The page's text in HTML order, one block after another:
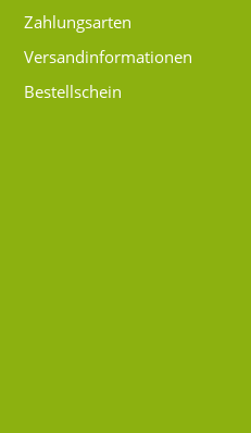
Zahlungsarten
Versand­informationen
Bestellschein